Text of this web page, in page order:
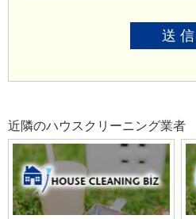
送 信
近隣のハウスクリーニング業者